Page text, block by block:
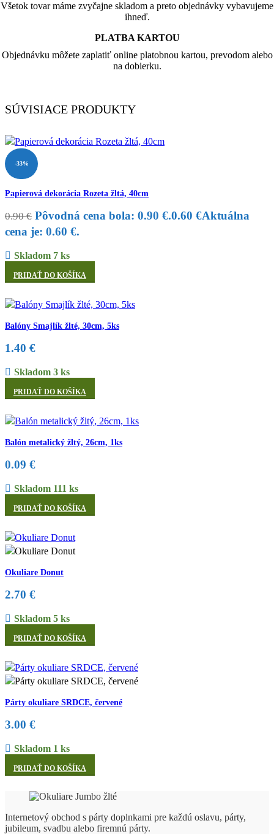
Všetok tovar máme zvyčajne skladom a preto objednávky vybavujeme
ihneď.
PLATBA KARTOU
Objednávku môžete zaplatiť online platobnou kartou, prevodom alebo
na dobierku.
SÚVISIACE PRODUKTY
-33%
Papierová dekorácia Rozeta žltá, 40cm
0.90€ Pôvodná cena bola: 0.90 €.0.60 €Aktuálna
cena je: 0.60 €.
Skladom 7 ks
PRIDAŤ DO KOŠÍKA
Balóny Smajlík žlté, 30cm, 5ks
1.40 €
Skladom 3 ks
PRIDAŤ DO KOŠÍKA
Balón metalický žltý, 26cm, 1ks
0.09 €
Skladom 111 ks
PRIDAŤ DO KOŠÍKA
Okuliare Donut
2.70 €
Skladom 5 ks
PRIDAŤ DO KOŠÍKA
Párty okuliare SRDCE, červené
3.00 €
Skladom 1 ks
PRIDAŤ DO KOŠÍKA
Internetový obchod s párty doplnkami pre každú oslavu, párty,
jubileum, svadbu alebo firemnú párty.